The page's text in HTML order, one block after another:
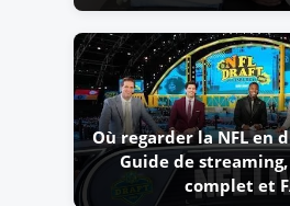
Où regarder la NFL en
Guide de
complet et